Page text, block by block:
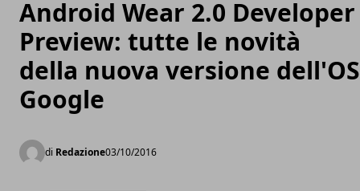
Android Wear 2.0 Developer
Preview: tutte le novità
della nuova versione dell'OS
Google
di Redazione03/10/2016